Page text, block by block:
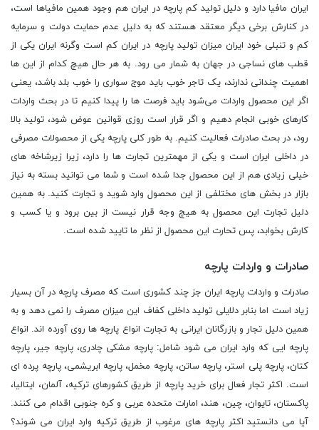
ایران مافیا دارد و دلیل تولید کم پارچه در ایران هم وجود همین مافیاها است،
در کنارش برخی دیگر معتقد هستند که به دلیل عدم حمایت دولت و سرمایه
کم و تنبلی خود ایران میزان تولید پارچه در ایران کم است وگرنه ایران یکی از
قطب های نساجی در جهان به شمار می رود. به هر حال هیچ کدام از این ها
اهمیت چندانی ندارند، یک تاجر خوب باید موج‌ سواری را خوب بلد باشد، یعنی
اگر این محصول واردات می‌شود باید فرصت ها را پیدا کنیم تا در بحث واردات
کارهای خوبی انجام دهیم و اگر قرار است روزی قوانین عوض شود، تولید بالا
رود، در بحث صادرات فعالیت کنیم. به طور کلی پارچه یکی از محصولات مصرفی
در داخلی ایران است و یکی از مهمترین تجارت ها را دارد، زیرا زیرشاخه‌ های
خیلی زیادی هم از این محصول جدا شده است و شما می توانید بسته به نیاز
بازار در بخش های مختلفی از این محصول وارد شوید و تجارت کنید. به همین
دلیل تجارت این محصول به هیچ وجه قرار نیست از بین برود و یا کسب و
کارش بخوابد، پس تحارت این محصول از نظر ما تایید شده است.
صادرات و واردات پارچه
صادرات و واردات پارچه ایران جز چند کشوری است که مصرف پارچه در آن بسیار
زیاد است اما بنابر دلایلی تولید داخلی کفاف این میزان مصرف را نمی دهد و به
همین دلیل تجار و بازرگانان ایرانی به تجارت انواع پارچه ها روی آورده اند. انواع
پارچه ایی که وارد ایران می شود شامل: پارچه مشکی چادری، پارچه جیر، پارچه
کتان، پارچه پلی استر، پارچه ساتن، پارچه مخمل، پارچه ابریشمی، پارچه پرده ای
است. اکثر تجار فعال برای خرید پارچه از طریق کشورهای ترکیه، آلمان، ایتالیا،
پاکستان، تایوان، چین، هند، امارات متحده عربی و کره جنوبی اقدام می کنند.
آیا می دانستید اکثر پارچه های مرغوب از طریق ترکیه وارد ایران می شوند؟